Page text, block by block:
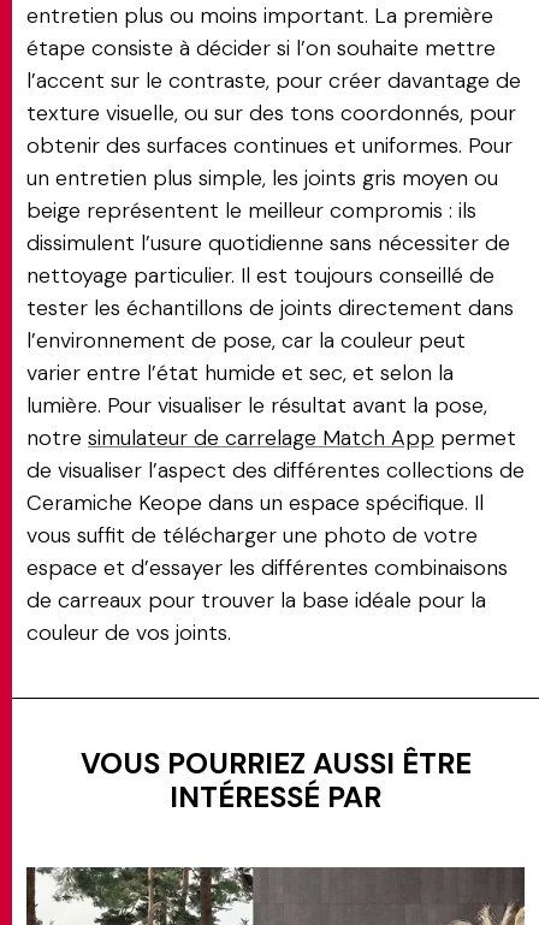
entretien plus ou moins important. La première
étape consiste à décider si l’on souhaite mettre
l’accent sur le contraste, pour créer davantage de
texture visuelle, ou sur des tons coordonnés, pour
obtenir des surfaces continues et uniformes. Pour
un entretien plus simple, les joints gris moyen ou
beige représentent le meilleur compromis : ils
dissimulent l’usure quotidienne sans nécessiter de
nettoyage particulier. Il est toujours conseillé de
tester les échantillons de joints directement dans
l’environnement de pose, car la couleur peut
varier entre l’état humide et sec, et selon la
lumière. Pour visualiser le résultat avant la pose,
notre simulateur de carrelage Match App permet
de visualiser l’aspect des différentes collections de
Ceramiche Keope dans un espace spécifique. Il
vous suffit de télécharger une photo de votre
espace et d’essayer les différentes combinaisons
de carreaux pour trouver la base idéale pour la
couleur de vos joints.
VOUS POURRIEZ AUSSI ÊTRE
INTÉRESSÉ PAR